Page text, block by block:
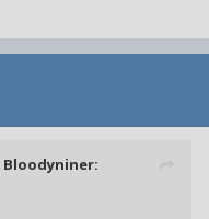
Bloodyniner: